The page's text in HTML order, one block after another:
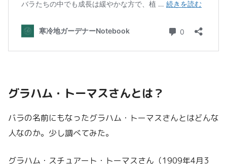
グラハム・トーマスさんとは？
バラの名前にもなったグラハム・トーマスさんとはどんな
人なのか。少し調べてみた。
グラハム・スチュアート・トーマスさん（1909年4月3